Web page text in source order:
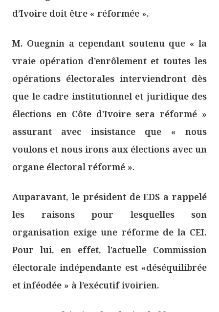
d’Ivoire doit être « réformée ».
M. Ouegnin a cependant soutenu que « la
vraie opération d’enrôlement et toutes les
opérations électorales interviendront dès
que le cadre institutionnel et juridique des
élections en Côte d’Ivoire sera réformé »
assurant avec insistance que « nous
voulons et nous irons aux élections avec un
organe électoral réformé ».
Auparavant, le président de EDS a rappelé
les raisons pour lesquelles son
organisation exige une réforme de la CEI.
Pour lui, en effet, l’actuelle Commission
électorale indépendante est «déséquilibrée
et inféodée » à l’exécutif ivoirien.